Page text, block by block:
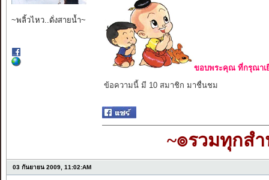
~พลิ้วไหว..ดั่งสายน้ำ~
ขอบพระคุณ ที่กรุณาเ
ข้อความนี้ มี 10 สมาชิก มาชื่นชม
~๏รวมทุกส
03 กันยายน 2009, 11:02:AM